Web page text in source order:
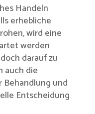
Handeln
erhebliche
wird eine
werden
darauf zu
auch die
und
Entscheidung